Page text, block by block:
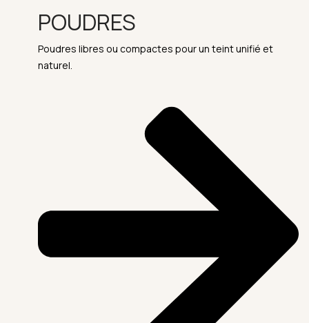
POUDRES
Poudres libres ou compactes pour un teint unifié et
naturel.